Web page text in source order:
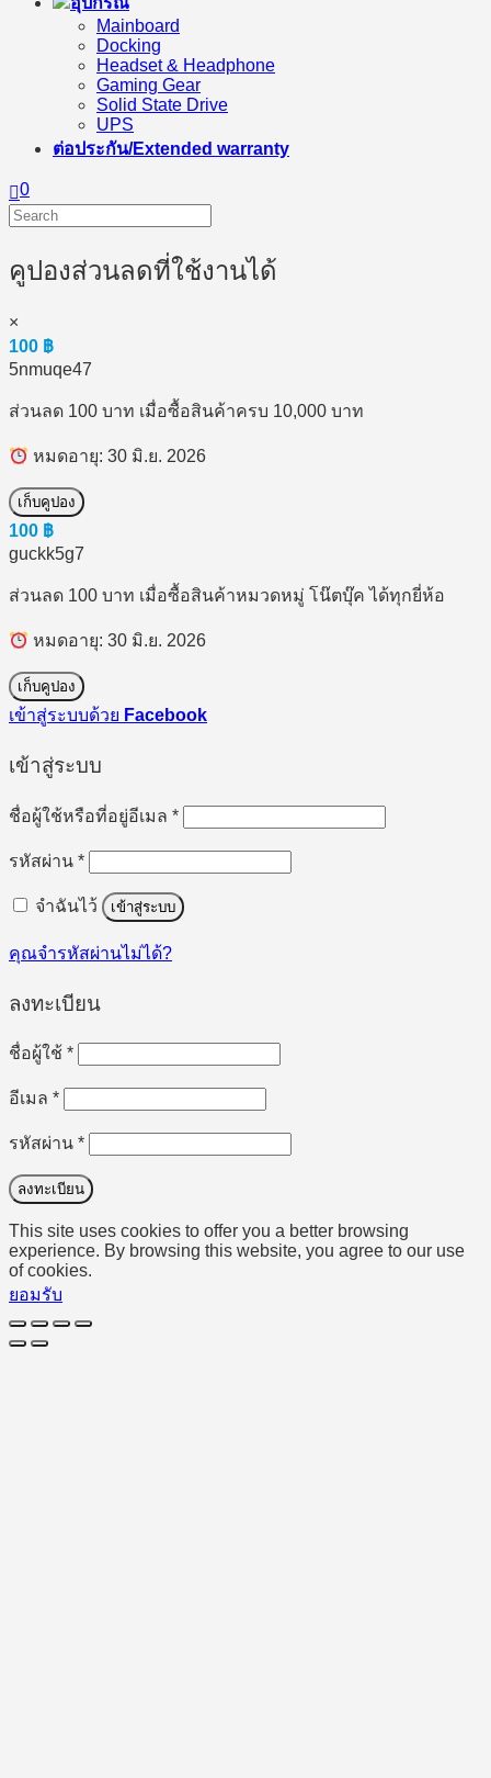
Mainboard
Docking
Headset & Headphone
Gaming Gear
Solid State Drive
UPS
ต่อประกัน/Extended warranty
0
คูปองส่วนลดที่ใช้งานได้
×
100 ฿
5nmuqe47
ส่วนลด 100 บาท เมื่อซื้อสินค้าครบ 10,000 บาท
หมดอายุ: 30 มิ.ย. 2026
เก็บคูปอง
100 ฿
guckk5g7
ส่วนลด 100 บาท เมื่อซื้อสินค้าหมวดหมู่ โน๊ตบุ๊ค ได้ทุกยี่ห้อ
หมดอายุ: 30 มิ.ย. 2026
เก็บคูปอง
เข้าสู่ระบบด้วย Facebook
เข้าสู่ระบบ
ชื่อผู้ใช้หรือที่อยู่อีเมล *ต้องการ
รหัสผ่าน *ต้องการ
จำฉันไว้ เข้าสู่ระบบ
คุณจำรหัสผ่านไม่ได้?
ลงทะเบียน
ชื่อผู้ใช้ *ต้องการ
อีเมล *ต้องการ
รหัสผ่าน *ต้องการ
ลงทะเบียน
This site uses cookies to offer you a better browsing
experience. By browsing this website, you agree to our use
of cookies.
ยอมรับ